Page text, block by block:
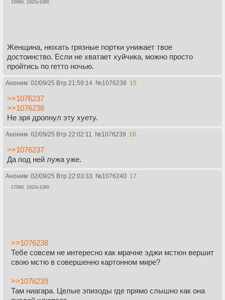
168Кб, 1920x1080
Женщина, нюхать грязные портки унижает твое
достоинство. Если не хватает хуйчика, можно просто
пройтись по гетто ночью.
Аноним 02/09/25 Втр 21:59:14 №1076238 15
>>1076237
>>1076236
Не зря дропнул эту хуету.
Аноним 02/09/25 Втр 22:02:11 №1076239 16
>>1076237
Да под ней лужа уже.
Аноним 02/09/25 Втр 22:03:33 №1076240 17
170Кб, 1920x1080
>>1076238
Тебе совсем не интересно как мрачне эджи мстюн вершит
свою мстю в совершенно картонном мире?
>>1076239
Там ниагара. Целые эпизоды где прямо слышно как она